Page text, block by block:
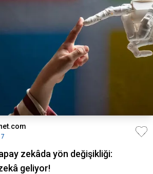
zekâda yön değişikliği:
geliyor!